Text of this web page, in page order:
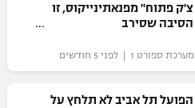
צ'ק פתוח" מפנאתינייקוס, זו
הסיבה שסירב
מערכת ספורט 1 | לפני 5 חודשים
הפועל תל אביב לא תלחץ על